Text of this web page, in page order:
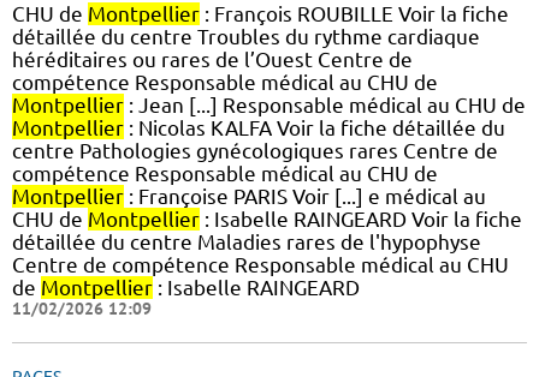
CHU de Montpellier : François ROUBILLE Voir la fiche
détaillée du centre Troubles du rythme cardiaque
héréditaires ou rares de l’Ouest Centre de
compétence Responsable médical au CHU de
Montpellier : Jean [...] Responsable médical au CHU de
Montpellier : Nicolas KALFA Voir la fiche détaillée du
centre Pathologies gynécologiques rares Centre de
compétence Responsable médical au CHU de
Montpellier : Françoise PARIS Voir [...] e médical au
CHU de Montpellier : Isabelle RAINGEARD Voir la fiche
détaillée du centre Maladies rares de l'hypophyse
Centre de compétence Responsable médical au CHU
de Montpellier : Isabelle RAINGEARD
11/02/2026 12:09